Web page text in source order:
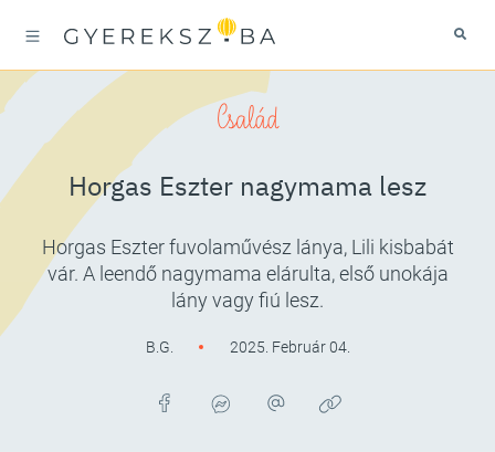
Család
Horgas Eszter nagymama lesz
Horgas Eszter fuvolaművész lánya, Lili kisbabát
vár. A leendő nagymama elárulta, első unokája
lány vagy fiú lesz.
B.G. 2025. Február 04.